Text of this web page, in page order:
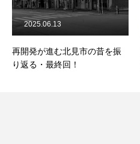
再開発が進む北見市の昔を振
り返る・最終回！
2025.06.13